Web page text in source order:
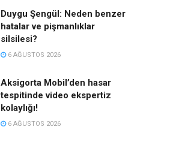
Duygu Şengül: Neden benzer
hatalar ve pişmanlıklar
silsilesi?
6 AĞUSTOS 2026
Aksigorta Mobil’den hasar
tespitinde video ekspertiz
kolaylığı!
6 AĞUSTOS 2026